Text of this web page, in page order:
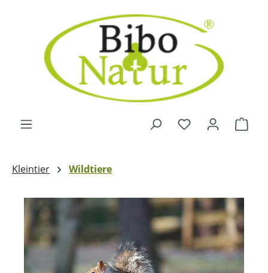
Zum Hauptinhalt springen
Kleintier Wildtiere